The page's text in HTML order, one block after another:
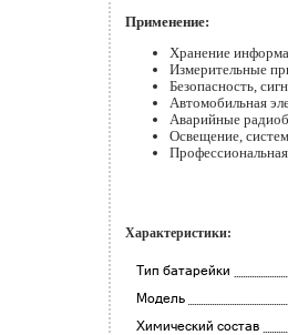
Применение:
Хранение
Измерительные
Безопасность,
Автомобильная
Аварийные
Освещение,
Характеристики:
Тип батарейки
Модель
Химический состав